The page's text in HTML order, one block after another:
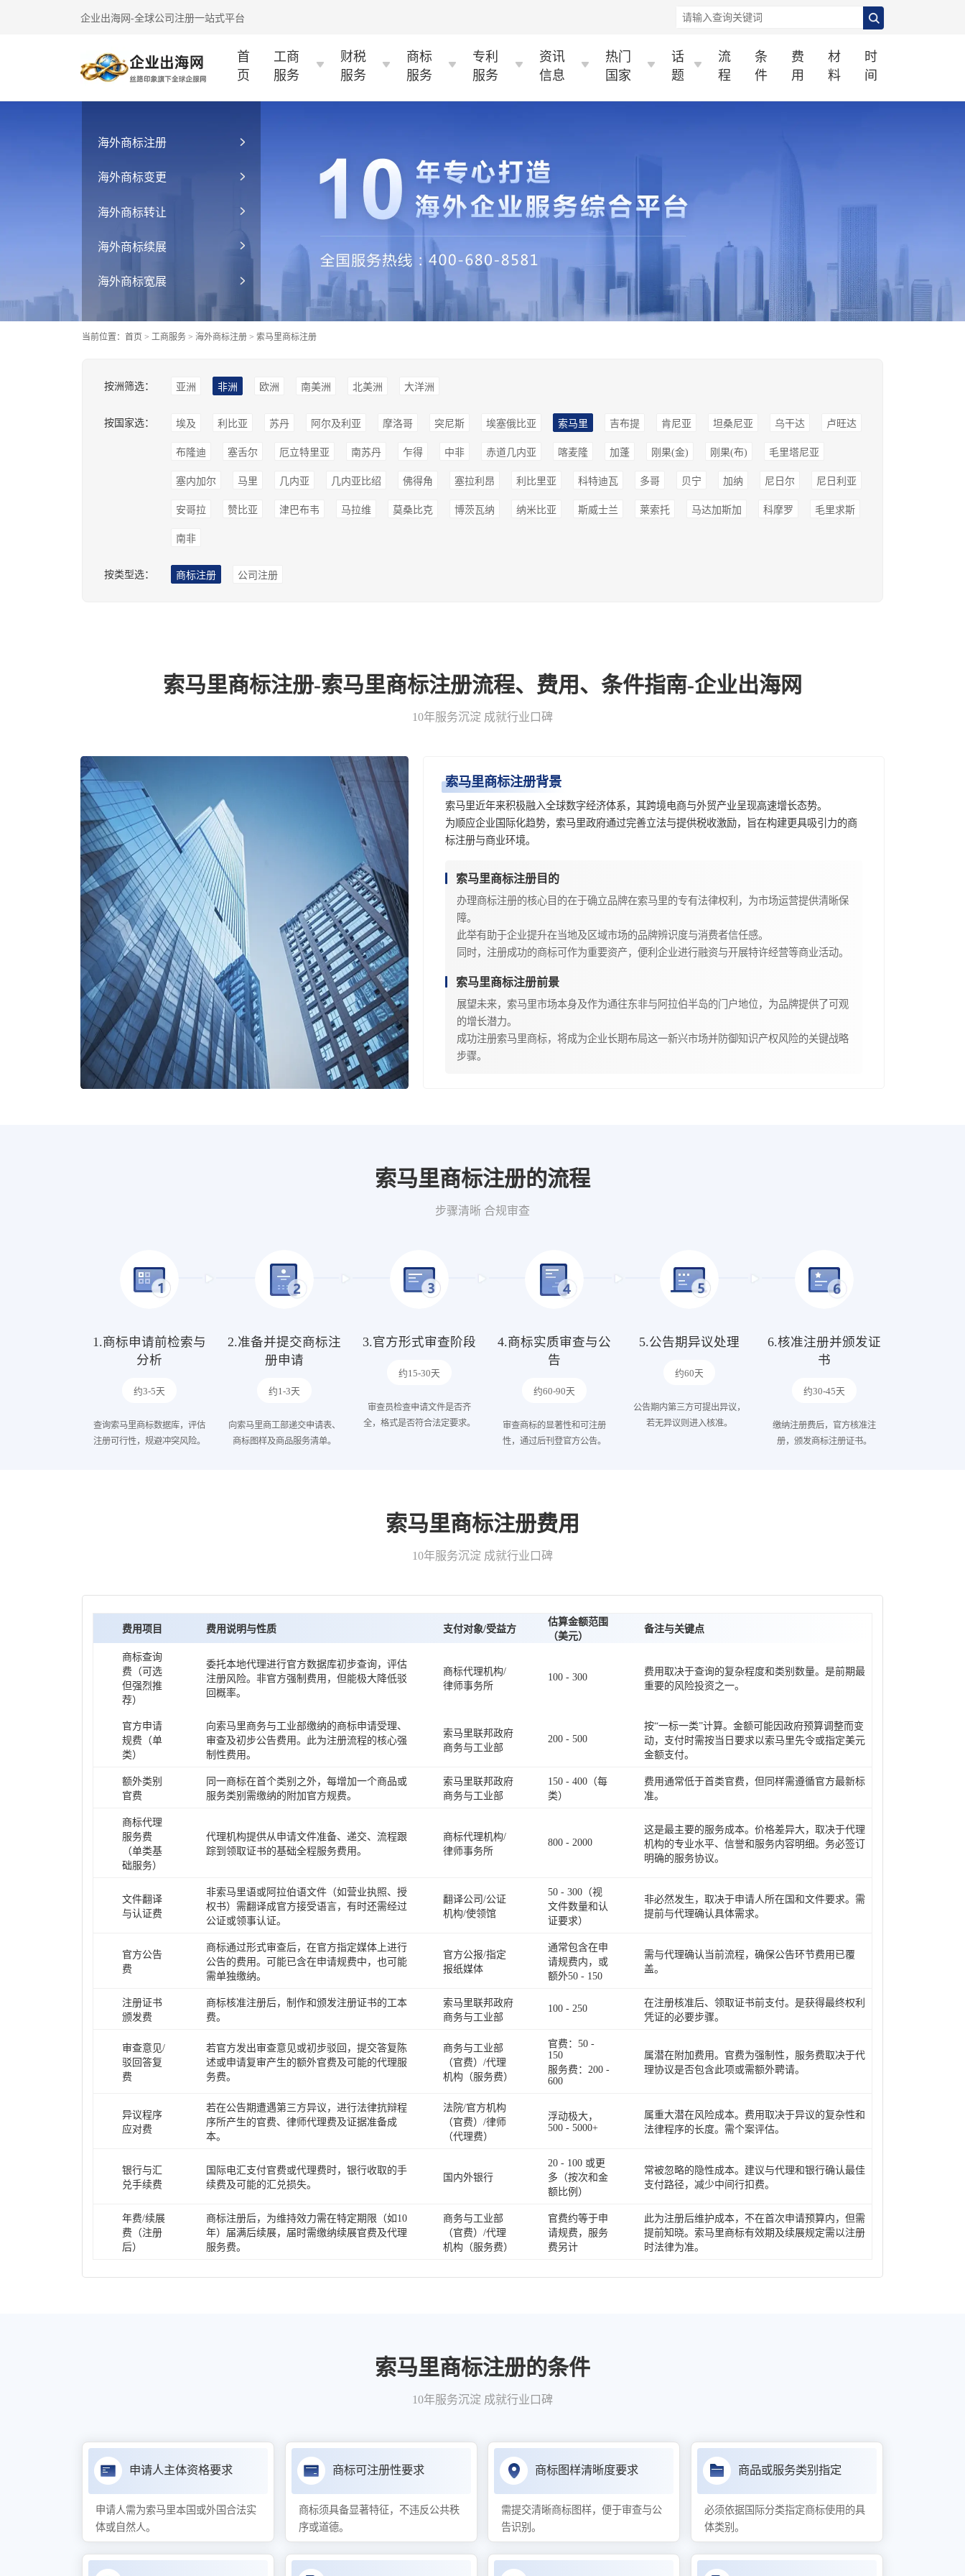
企业出海网-全球公司注册一站式平台
首
页
工商
服务
财税
服务
商标
服务
专利
服务
资讯
信息
热门
国家
话
题
流
程
条
件
费
用
材
料
时
间
海外商标注册
海外商标变更
海外商标转让
海外商标续展
海外商标宽展
当前位置： 首页 > 工商服务 > 海外商标注册 > 索马里商标注册
按洲筛选： 亚洲 非洲 欧洲 南美洲 北美洲 大洋洲
按国家选： 埃及 利比亚 苏丹 阿尔及利亚 摩洛哥 突尼斯 埃塞俄比亚 索马里 吉布提 肯尼亚 坦桑尼亚 乌干达 卢旺达
布隆迪 塞舌尔 厄立特里亚 南苏丹 乍得 中非 赤道几内亚 喀麦隆 加蓬 刚果(金) 刚果(布) 毛里塔尼亚
塞内加尔 马里 几内亚 几内亚比绍 佛得角 塞拉利昂 利比里亚 科特迪瓦 多哥 贝宁 加纳 尼日尔 尼日利亚
安哥拉 赞比亚 津巴布韦 马拉维 莫桑比克 博茨瓦纳 纳米比亚 斯威士兰 莱索托 马达加斯加 科摩罗 毛里求斯
南非
按类型选： 商标注册 公司注册
索马里商标注册-索马里商标注册流程、费用、条件指南-企业出海网
10年服务沉淀 成就行业口碑
索马里商标注册背景
索马里近年来积极融入全球数字经济体系，其跨境电商与外贸产业呈现高速增长态势。
为顺应企业国际化趋势，索马里政府通过完善立法与提供税收激励，旨在构建更具吸引力的商
标注册与商业环境。
索马里商标注册目的
办理商标注册的核心目的在于确立品牌在索马里的专有法律权利，为市场运营提供清晰保
障。
此举有助于企业提升在当地及区域市场的品牌辨识度与消费者信任感。
同时，注册成功的商标可作为重要资产，便利企业进行融资与开展特许经营等商业活动。
索马里商标注册前景
展望未来，索马里市场本身及作为通往东非与阿拉伯半岛的门户地位，为品牌提供了可观
的增长潜力。
成功注册索马里商标，将成为企业长期布局这一新兴市场并防御知识产权风险的关键战略
步骤。
索马里商标注册的流程
步骤清晰 合规审查
1.商标申请前检索与
分析
约3-5天
查询索马里商标数据库，评估
注册可行性，规避冲突风险。
2.准备并提交商标注
册申请
约1-3天
向索马里商工部递交申请表、
商标图样及商品服务清单。
3.官方形式审查阶段
约15-30天
审查员检查申请文件是否齐
全，格式是否符合法定要求。
4.商标实质审查与公
告
约60-90天
审查商标的显著性和可注册
性，通过后刊登官方公告。
5.公告期异议处理
约60天
公告期内第三方可提出异议，
若无异议则进入核准。
6.核准注册并颁发证
书
约30-45天
缴纳注册费后，官方核准注
册，颁发商标注册证书。
索马里商标注册费用
10年服务沉淀 成就行业口碑
费用项目 费用说明与性质 支付对象/受益方
估算金额范围
（美元）
备注与关键点
商标查询
费（可选
但强烈推
荐）
委托本地代理进行官方数据库初步查询，评估
注册风险。非官方强制费用，但能极大降低驳
回概率。
商标代理机构/
律师事务所
100 - 300
费用取决于查询的复杂程度和类别数量。是前期最
重要的风险投资之一。
官方申请
规费（单
类）
向索马里商务与工业部缴纳的商标申请受理、
审查及初步公告费用。此为注册流程的核心强
制性费用。
索马里联邦政府
商务与工业部
200 - 500
按“一标一类”计算。金额可能因政府预算调整而变
动，支付时需按当日要求以索马里先令或指定美元
金额支付。
额外类别
官费
同一商标在首个类别之外，每增加一个商品或
服务类别需缴纳的附加官方规费。
索马里联邦政府
商务与工业部
150 - 400（每
类）
费用通常低于首类官费，但同样需遵循官方最新标
准。
商标代理
服务费
（单类基
础服务）
代理机构提供从申请文件准备、递交、流程跟
踪到领取证书的基础全程服务费用。
商标代理机构/
律师事务所
800 - 2000
这是最主要的服务成本。价格差异大，取决于代理
机构的专业水平、信誉和服务内容明细。务必签订
明确的服务协议。
文件翻译
与认证费
非索马里语或阿拉伯语文件（如营业执照、授
权书）需翻译成官方接受语言，有时还需经过
公证或领事认证。
翻译公司/公证
机构/使领馆
50 - 300（视
文件数量和认
证要求）
非必然发生，取决于申请人所在国和文件要求。需
提前与代理确认具体需求。
官方公告
费
商标通过形式审查后，在官方指定媒体上进行
公告的费用。可能已含在申请规费中，也可能
需单独缴纳。
官方公报/指定
报纸媒体
通常包含在申
请规费内，或
额外50 - 150
需与代理确认当前流程，确保公告环节费用已覆
盖。
注册证书
颁发费
商标核准注册后，制作和颁发注册证书的工本
费。
索马里联邦政府
商务与工业部
100 - 250
在注册核准后、领取证书前支付。是获得最终权利
凭证的必要步骤。
审查意见/
驳回答复
费
若官方发出审查意见或初步驳回，提交答复陈
述或申请复审产生的额外官费及可能的代理服
务费。
商务与工业部
（官费）/代理
机构（服务费）
官费：50 -
150
服务费：200 -
600
属潜在附加费用。官费为强制性，服务费取决于代
理协议是否包含此项或需额外聘请。
异议程序
应对费
若在公告期遭遇第三方异议，进行法律抗辩程
序所产生的官费、律师代理费及证据准备成
本。
法院/官方机构
（官费）/律师
（代理费）
浮动极大，
500 - 5000+
属重大潜在风险成本。费用取决于异议的复杂性和
法律程序的长度。需个案评估。
银行与汇
兑手续费
国际电汇支付官费或代理费时，银行收取的手
续费及可能的汇兑损失。
国内外银行
20 - 100 或更
多（按次和金
额比例）
常被忽略的隐性成本。建议与代理和银行确认最佳
支付路径，减少中间行扣费。
年费/续展
费（注册
后）
商标注册后，为维持效力需在特定期限（如10
年）届满后续展，届时需缴纳续展官费及代理
服务费。
商务与工业部
（官费）/代理
机构（服务费）
官费约等于申
请规费，服务
费另计
此为注册后维护成本，不在首次申请预算内，但需
提前知晓。索马里商标有效期及续展规定需以注册
时法律为准。
索马里商标注册的条件
10年服务沉淀 成就行业口碑
申请人主体资格要求
申请人需为索马里本国或外国合法实
体或自然人。
商标可注册性要求
商标须具备显著特征，不违反公共秩
序或道德。
商标图样清晰度要求
需提交清晰商标图样，便于审查与公
告识别。
商品或服务类别指定
必须依据国际分类指定商标使用的具
体类别。